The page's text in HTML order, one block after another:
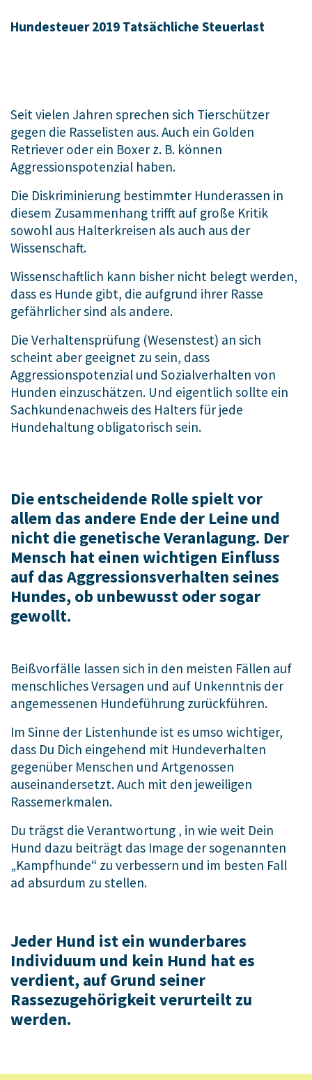
Hundesteuer 2019 Tatsächliche Steuerlast
Seit vielen Jahren sprechen sich Tierschützer
gegen die Rasselisten aus. Auch ein Golden
Retriever oder ein Boxer z. B. können
Aggressionspotenzial haben.
Die Diskriminierung bestimmter Hunderassen in
diesem Zusammenhang trifft auf große Kritik
sowohl aus Halterkreisen als auch aus der
Wissenschaft.
Wissenschaftlich kann bisher nicht belegt werden,
dass es Hunde gibt, die aufgrund ihrer Rasse
gefährlicher sind als andere.
Die Verhaltensprüfung (Wesenstest) an sich
scheint aber geeignet zu sein, dass
Aggressionspotenzial und Sozialverhalten von
Hunden einzuschätzen. Und eigentlich sollte ein
Sachkundenachweis des Halters für jede
Hundehaltung obligatorisch sein.
Die entscheidende Rolle spielt vor
allem das andere Ende der Leine und
nicht die genetische Veranlagung. Der
Mensch hat einen wichtigen Einfluss
auf das Aggressionsverhalten seines
Hundes, ob unbewusst oder sogar
gewollt.
Beißvorfälle lassen sich in den meisten Fällen auf
menschliches Versagen und auf Unkenntnis der
angemessenen Hundeführung zurückführen.
Im Sinne der Listenhunde ist es umso wichtiger,
dass Du Dich eingehend mit Hundeverhalten
gegenüber Menschen und Artgenossen
auseinandersetzt. Auch mit den jeweiligen
Rassemerkmalen.
Du trägst die Verantwortung , in wie weit Dein
Hund dazu beiträgt das Image der sogenannten
„Kampfhunde“ zu verbessern und im besten Fall
ad absurdum zu stellen.
Jeder Hund ist ein wunderbares
Individuum und kein Hund hat es
verdient, auf Grund seiner
Rassezugehörigkeit verurteilt zu
werden.